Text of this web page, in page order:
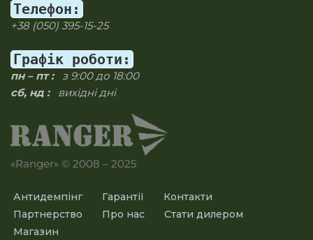
Телефон:
+38 (050) 395-15-25
Графік роботи:
пн – пт :з 9:00 до 18:00
сб, нд :вихідні дні
«Ranger» © 2008 – 2025
Антидемпінг Гарантії
Контакти
Партнерство
Про нас
Стати дилером
Магазин